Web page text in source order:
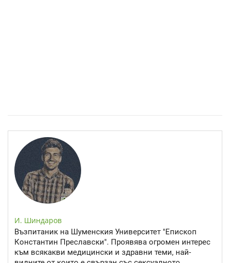
И. Шиндаров
Възпитаник на Шуменския Университет "Епископ
Константин Преславски". Проявява огромен интерес
към всякакви медицински и здравни теми, най-